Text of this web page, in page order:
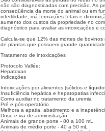
não são diagnosticadas com precisão. As
conseqüência da morte do animal ou em
infertilidade, má formações fetais e
aumento dos custos da propriedade no
diagnóstico para avaliar as intoxicações e
Calcula-se que 12% das mortes de
de plantas que possuem grande
Tratamento de intoxicações
Protocolo Vallée:
Hepatoxan
Indicações
Intoxicações por alimentos (sólidos e
Insuficiência hepática e hepatopatias
Como auxiliar no tratamento da uremia
Pré e pós-operatório
Melhora a apatia, abatimento e a
Dose e via de administração
Animais de grande porte - 80 a 100 mL
Animais de médio porte - 40 a 50 mL